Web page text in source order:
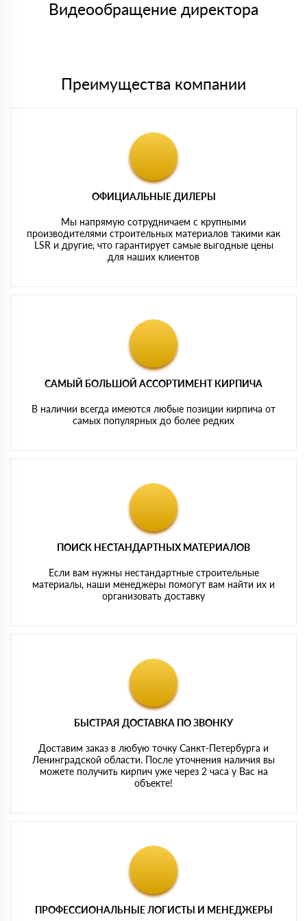
либо Вы забираете товар со склада самовывоза.
Видеообращение директора
Преимущества компании
ОФИЦИАЛЬНЫЕ ДИЛЕРЫ
Мы напрямую сотрудничаем с крупными
производителями строительных материалов такими как
LSR и другие, что гарантирует самые выгодные цены
для наших клиентов
САМЫЙ БОЛЬШОЙ АССОРТИМЕНТ КИРПИЧА
В наличии всегда имеются любые позиции кирпича от
самых популярных до более редких
ПОИСК НЕСТАНДАРТНЫХ МАТЕРИАЛОВ
Если вам нужны нестандартные строительные
материалы, наши менеджеры помогут вам найти их и
организовать доставку
БЫСТРАЯ ДОСТАВКА ПО ЗВОНКУ
Доставим заказ в любую точку Санкт-Петербурга и
Ленинградской области. После уточнения наличия вы
можете получить кирпич уже через 2 часа у Вас на
объекте!
ПРОФЕССИОНАЛЬНЫЕ ЛОГИСТЫ И МЕНЕДЖЕРЫ